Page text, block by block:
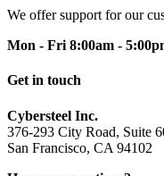
We offer support for our
Mon - Fri 8:00am -
Get in touch
Cybersteel Inc.
376-293 City Road, Suite
San Francisco, CA 94102